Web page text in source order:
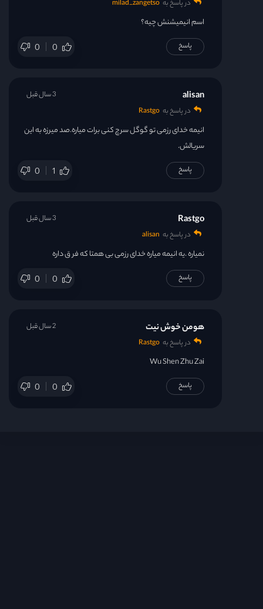
در پاسخ به milad_zangetso
اسم انیمیشنش چیه؟
0 0 پاسخ
alisan
در پاسخ به Rastgo
انیمه خدای رزمی تو گوگل سرچ کنی برات میاره.صد میرزه به این
سریالش.
0 1
3 سال قبل
پاسخ
Rastgo
در پاسخ به alisan
نمیاره .یه انیمه میاره خدای رزمی بی همتا که فر ق داره
0 0
3 سال قبل
پاسخ
هومن خوش نیت
در پاسخ به Rastgo
Wu Shen Zhu Zai
0 0
2 سال قبل
پاسخ